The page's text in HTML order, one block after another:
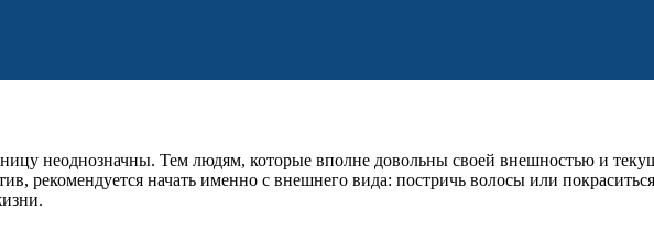
неоднозначны. Тем людям, которые вполне довольны своей внешностью и
рекомендуется начать именно с внешнего вида: постричь волосы или